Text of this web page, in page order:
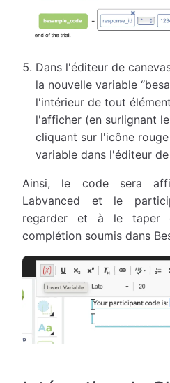
Dans l'éditeur de
la nouvelle variable
l'intérieur de tout
l'afficher (en surlignant
cliquant sur l'icône
variable dans l'éditeur
Ainsi, le code sera
Labvanced et le
regarder et à le taper
complétion soumis dans